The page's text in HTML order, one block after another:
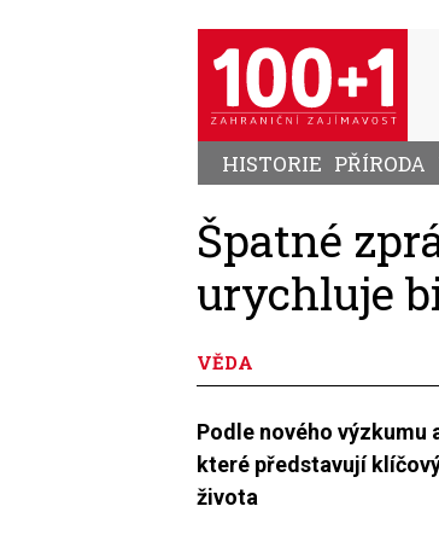
HISTORIE PŘÍRODA
Špatné
urychluje
VĚDA
Podle nového
které představují
života